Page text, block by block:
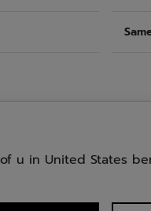
u in United States